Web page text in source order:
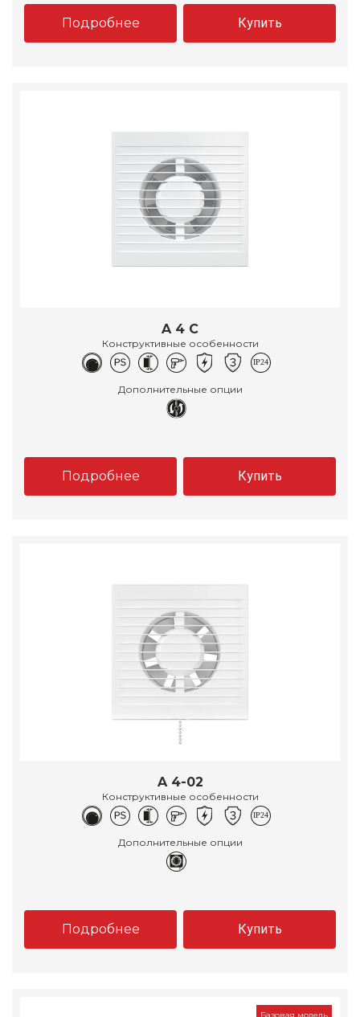
Подробнее Купить
A 4 C
Конструктивные особенности
Дополнительные опции
Подробнее Купить
A 4-02
Конструктивные особенности
Дополнительные опции
Подробнее Купить